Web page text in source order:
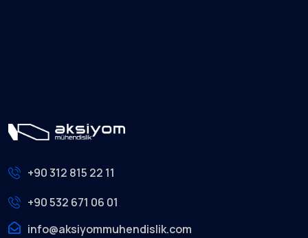
+90 312 815 22 11
+90 532 671 06 01
info@aksiyommuhendislik.com